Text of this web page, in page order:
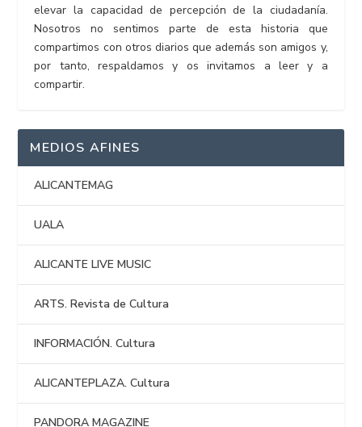
elevar la capacidad de percepción de la ciudadanía.
Nosotros no sentimos parte de esta historia que
compartimos con otros diarios que además son amigos y,
por tanto, respaldamos y os invitamos a leer y a
compartir.
MEDIOS AFINES
ALICANTEMAG
UALA
ALICANTE LIVE MUSIC
ARTS. Revista de Cultura
INFORMACIÓN. Cultura
ALICANTEPLAZA. Cultura
PANDORA MAGAZINE